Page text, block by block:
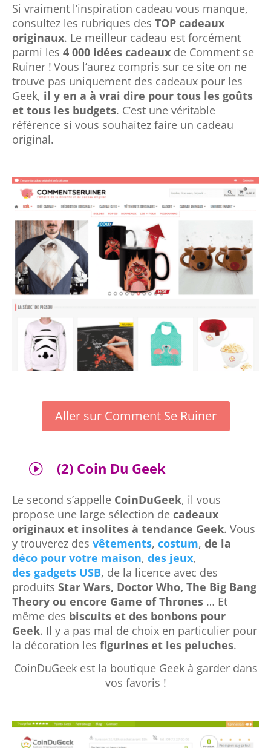
Si vraiment l’inspiration cadeau vous manque,
consultez les rubriques des TOP cadeaux
originaux. Le meilleur cadeau est forcément
parmi les 4 000 idées cadeaux de Comment se
Ruiner ! Vous l’aurez compris sur ce site on ne
trouve pas uniquement des cadeaux pour les
Geek, il y en a à vrai dire pour tous les goûts
et tous les budgets. C’est une véritable
référence si vous souhaitez faire un cadeau
original.
Aller sur Comment Se Ruiner
I (2) Coin Du Geek
Le second s’appelle CoinDuGeek, il vous
propose une large sélection de cadeaux
originaux et insolites à tendance Geek. Vous
y trouverez des vêtements, costum, de la
déco pour votre maison, des jeux,
des gadgets USB, de la licence avec des
produits Star Wars, Doctor Who, The Big Bang
Theory ou encore Game of Thrones … Et
même des biscuits et des bonbons pour
Geek. Il y a pas mal de choix en particulier pour
la décoration les figurines et les peluches.
CoinDuGeek est la boutique Geek à garder dans
vos favoris !